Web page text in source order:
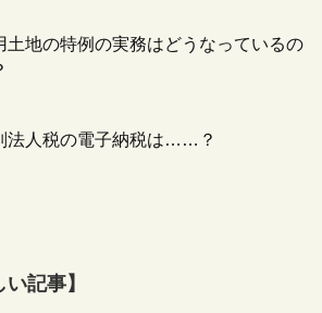
土地の特例の実務はどうなっているの
法人税の電子納税は……？
記事】